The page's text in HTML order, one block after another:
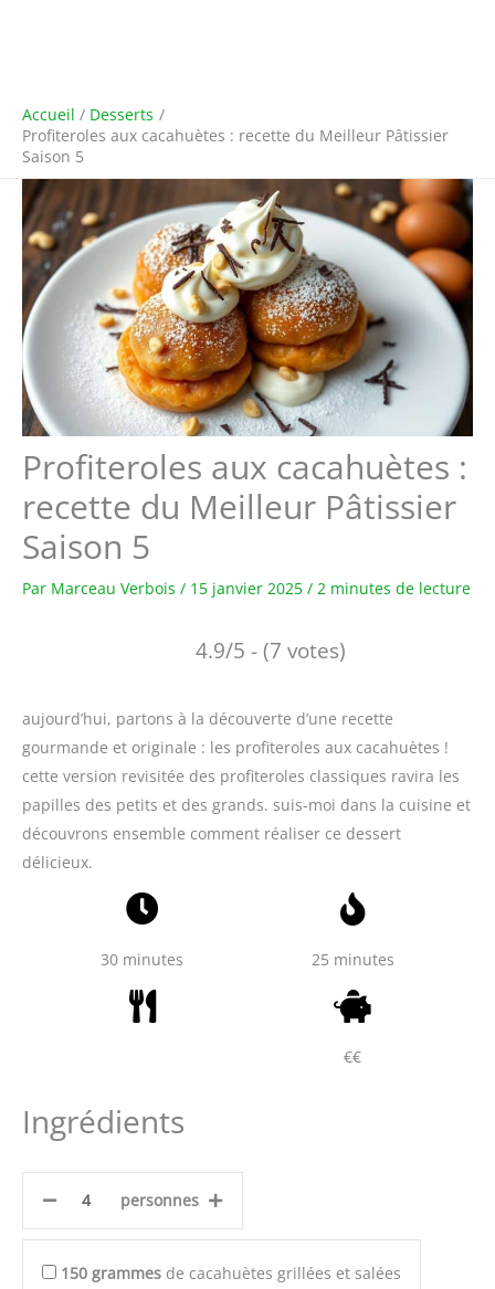
Accueil
Desserts
Profiteroles aux cacahuètes : recette du Meilleur Pâtissier
Saison 5
Profiteroles aux cacahuètes :
recette du Meilleur Pâtissier
Saison 5
Par Marceau Verbois / 15 janvier 2025 / 2 minutes de lecture
4.9/5 - (7 votes)
aujourd’hui, partons à la découverte d’une recette
gourmande et originale : les profiteroles aux cacahuètes !
cette version revisitée des profiteroles classiques ravira les
papilles des petits et des grands. suis-moi dans la cuisine et
découvrons ensemble comment réaliser ce dessert
délicieux.
30 minutes 25 minutes
€€
Ingrédients
personnes
150 grammes de cacahuètes grillées et salées